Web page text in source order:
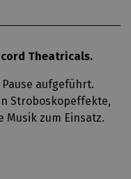
Theatricals.
aufgeführt.
Stroboskopeffekte,
Musik zum Einsatz.